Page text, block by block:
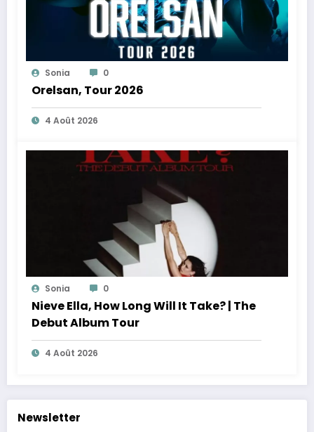
Sonia 0
Orelsan, Tour 2026
4 Août 2026
Sonia 0
Nieve Ella, How Long Will It Take? | The
Debut Album Tour
4 Août 2026
Newsletter